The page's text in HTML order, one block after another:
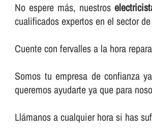
No espere más, nuestros
cualificados expertos en el sector
Cuente con fervalles a la hora
Somos tu empresa de confianza
queremos ayudarte ya que para
Llámanos a cualquier hora si has